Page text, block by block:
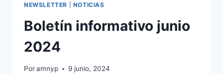
NEWSLETTER NOTICIAS
Boletín informativo junio
2024
Poramnyp 9 junio, 2024